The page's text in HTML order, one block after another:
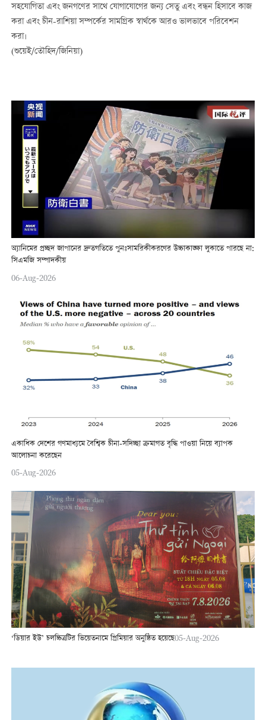
সহযোগিতা এবং জনগণের সাথে যোগাযোগের জন্য সেতু এবং বন্ধন হিসাবে কাজ
করা এবং চীন-রাশিয়া সম্পর্কের সামগ্রিক স্বার্থকে আরও ভালভাবে পরিবেশন
করা।
(শুয়েই/তৌহিদ/জিনিয়া)
অ্যানিমের প্রচ্ছদ জাপানের দ্রুতগতিতে পুনঃসামরিকীকরণের উচ্চাকাঙ্ক্ষা লুকাতে পারছে না:
সিএমজি সম্পাদকীয়
06-Aug-2026
একাধিক দেশের গণমাধ্যমে বৈশ্বিক চীনা-সদিচ্ছা ক্রমাগত বৃদ্ধি পাওয়া নিয়ে ব্যাপক
আলোচনা করেছেন
05-Aug-2026
‘ডিয়ার ইউ’ চলচ্চিত্রটির ভিয়েতনামে প্রিমিয়ার অনুষ্ঠিত হয়েছে05-Aug-2026